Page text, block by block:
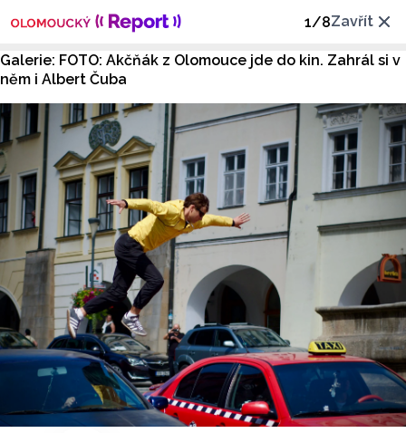
1/8Zavřít
Galerie: FOTO: Akčňák z Olomouce jde do kin. Zahrál si v
něm i Albert Čuba